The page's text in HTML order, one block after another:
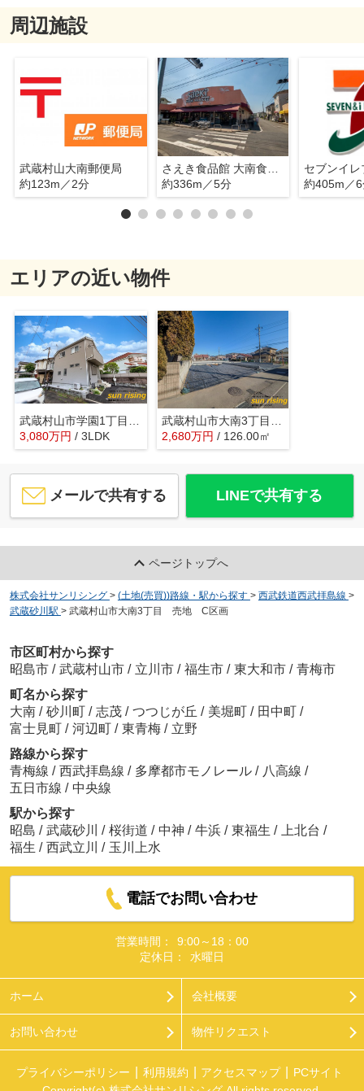
周辺施設
武蔵村山大南郵便局
約123m／2分
約336m／5分
約405m／
エリアの近い物件
3,080万円 / 3LDK
2,680万円 / 126.00㎡
メールで共有する LINEで共有する
ページトップへ
株式会社サンリシング > (土地(売買))路線・駅から探す > 西武鉄道西武拝島線 >
武蔵砂川駅 > 武蔵村山市大南3丁目 売地 C区画
市区町村から探す
昭島市 / 武蔵村山市 / 立川市 / 福生市 / 東大和市 / 青梅市
町名から探す
大南 / 砂川町 / 志茂 / つつじが丘 / 美堀町 / 田中町 /
富士見町 / 河辺町 / 東青梅 / 立野
路線から探す
青梅線 / 西武拝島線 / 多摩都市モノレール / 八高線 /
五日市線 / 中央線
駅から探す
昭島 / 武蔵砂川 / 桜街道 / 中神 / 牛浜 / 東福生 / 上北台 /
福生 / 西武立川 / 玉川上水
電話でお問い合わせ
営業時間：
9:00～18：00
定休日：
水曜日
ホーム 会社概要
お問い合わせ 物件リクエスト
プライバシーポリシー 利用規約 アクセスマップ
PCサイト